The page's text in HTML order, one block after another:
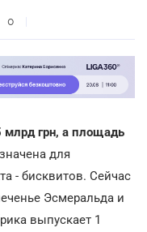
0
млрд грн, а площадь
для
- бисквитов. Сейчас
Эсмеральда и
выпускает 1